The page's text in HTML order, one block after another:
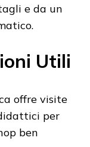
e da un
Utili
offre visite
per
ben